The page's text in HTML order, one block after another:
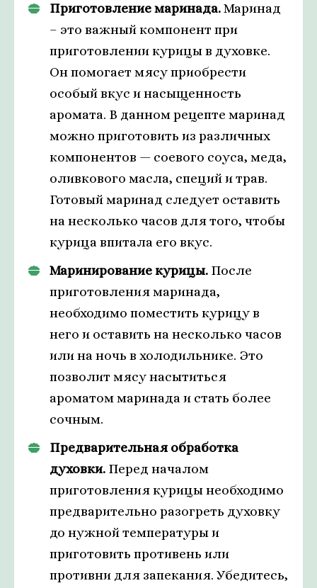
Приготовление маринада.Маринад
– это важный компонент при
приготовлении курицы в духовке.
Он помогает мясу приобрести
особый вкус и насыщенность
аромата. В данном рецепте маринад
можно приготовить из различных
компонентов — соевого соуса, меда,
оливкового масла, специй и трав.
Готовый маринад следует оставить
на несколько часов для того, чтобы
курица впитала его вкус.
Маринирование курицы. После
приготовления маринада,
необходимо поместить курицу в
него и оставить на несколько часов
или на ночь в холодильнике. Это
позволит мясу насытиться
ароматом маринада и стать более
сочным.
Предварительная обработка
духовки. Перед началом
приготовления курицы необходимо
предварительно разогреть духовку
до нужной температуры и
приготовить противень или
противни для запекания. Убедитесь,